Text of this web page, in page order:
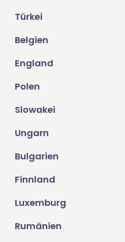
Türkei
Belgien
England
Polen
Slowakei
Ungarn
Bulgarien
Finnland
Luxemburg
Rumänien